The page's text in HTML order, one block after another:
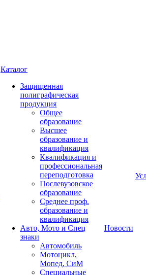
Каталог
Защищенная
полиграфическая
продукция
Общее
образование
Высшее
образование и
квалификация
Квалификация и
профессиональная
переподготовка
Послевузовское
образование
Среднее проф.
образование и
квалификация
Авто, Мото и Спец
знаки
Автомобиль
Мотоцикл,
Мопед, СиМ
Специальные
Новости